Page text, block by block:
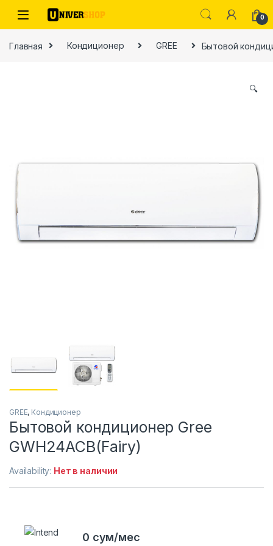
Skip to navigation
Skip to content
0
Главная Кондиционер GREE Бытовой
🔍
GREE, Кондиционер
Бытовой кондиционер Gree
GWH24ACB(Fairy)
Availability: Нет в наличии
0 сум/мес